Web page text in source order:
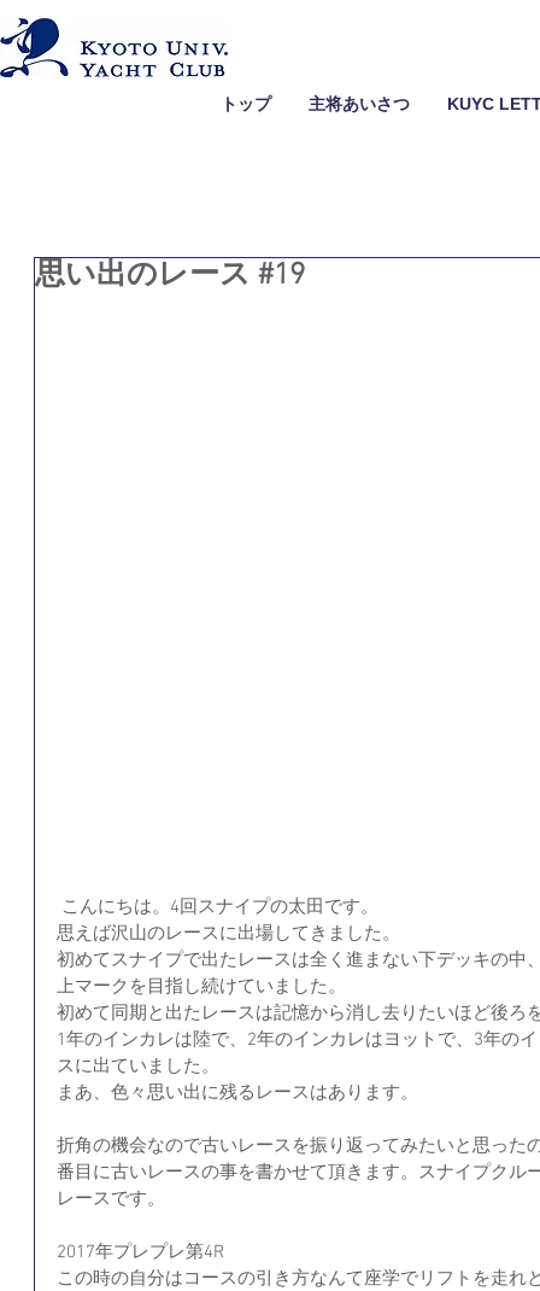
トップ 主将あいさつ KUYC
思い出のレース #19
こんにちは。4回スナイプの太田です。
思えば沢山のレースに出場してきました。
初めてスナイプで出たレースは全く進まない下デッキの中
上マークを目指し続けていました。
初めて同期と出たレースは記憶から消し去りたいほど後ろ
1年のインカレは陸で、2年のインカレはヨットで、3年の
スに出ていました。
まあ、色々思い出に残るレースはあります。
折角の機会なので古いレースを振り返ってみたいと思った
番目に古いレースの事を書かせて頂きます。スナイプクル
レースです。
2017年プレプレ第4R
この時の自分はコースの引き方なんて座学でリフトを走れ